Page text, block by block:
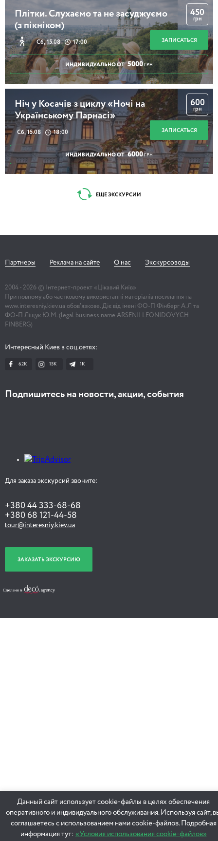
Плітки. Слухаємо та не засуджуємо
(з пікніком)
Сб, 15.08 17:00
450
грн
ЗАПИСАТЬСЯ
ИНДИВИДУАЛЬНО ОТ 5000 ГРН
Ніч у Косачів з циклу «Ночі на
Українському Парнасі»
Сб, 15.08 18:00
600
грн
ЗАПИСАТЬСЯ
ИНДИВИДУАЛЬНО ОТ 6000 ГРН
ЕЩЕ ЭКСКУРСИИ
Партнеры Реклама на сайте О нас Экскурсоводы
2004 - 2026 © Інтернет-проект «Цікавий Київ»
При повному або частковому використанні матеріалів посилання на
www.interesniy.kiev.ua обов'язкове. Діє від імені ФО-П Фінберг А.Л та
ФО-П Ліщук Ю.М. (legal business name ARSENII LEONIDOVYCH
FINBERG)
Интересный Киев в соц.сетях:
62K 15K 1К
Подпишитесь на новости, акции, события
Для заказа экскурсий звоните:
+380 44 333-68-68
+380 68 121-44-58
tour@interesniy.kiev.ua
ЗАКАЗАТЬ ЭКСКУРСИЮ
Данный сайт использует cookie-файлы в целях обеспечения
оперативного и индивидуального обслуживания. Используя сайт,
соглашаетесь с использованием нами cookie-файлов. Подробная
информация тут: «Условия использования cookie-файлов»